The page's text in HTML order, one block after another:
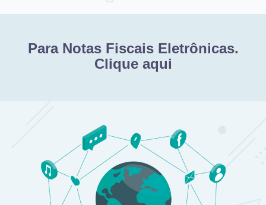
Para Notas Fiscais Eletrônicas.
Clique aqui